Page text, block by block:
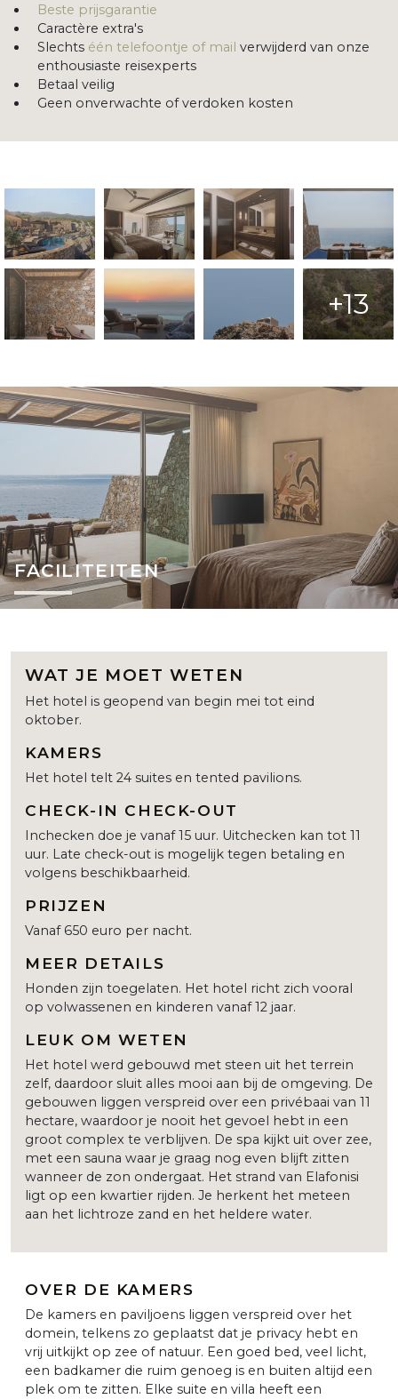
Beste prijsgarantie
Caractère extra's
Slechts één telefoontje of mail verwijderd van onze
enthousiaste reisexperts
Betaal veilig
Geen onverwachte of verdoken kosten
+13
FACILITEITEN
WAT JE MOET WETEN
Het hotel is geopend van begin mei tot eind
oktober.
KAMERS
Het hotel telt 24 suites en tented pavilions.
CHECK-IN CHECK-OUT
Inchecken doe je vanaf 15 uur. Uitchecken kan tot 11
uur. Late check-out is mogelijk tegen betaling en
volgens beschikbaarheid.
PRIJZEN
Vanaf 650 euro per nacht.
MEER DETAILS
Honden zijn toegelaten. Het hotel richt zich vooral
op volwassenen en kinderen vanaf 12 jaar.
LEUK OM WETEN
Het hotel werd gebouwd met steen uit het terrein
zelf, daardoor sluit alles mooi aan bij de omgeving. De
gebouwen liggen verspreid over een privébaai van 11
hectare, waardoor je nooit het gevoel hebt in een
groot complex te verblijven. De spa kijkt uit over zee,
met een sauna waar je graag nog even blijft zitten
wanneer de zon ondergaat. Het strand van Elafonisi
ligt op een kwartier rijden. Je herkent het meteen
aan het lichtroze zand en het heldere water.
OVER DE KAMERS
De kamers en paviljoens liggen verspreid over het
domein, telkens zo geplaatst dat je privacy hebt en
vrij uitkijkt op zee of natuur. Een goed bed, veel licht,
een badkamer die ruim genoeg is en buiten altijd een
plek om te zitten. Elke suite en villa heeft een